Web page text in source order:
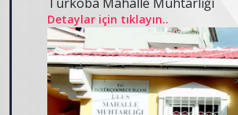
Detaylar için tıklayın..